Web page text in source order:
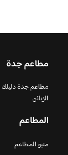
مطاعم جدة
مطاعم جدة دليلك
الزبائن
المطاعم
منيو المطاعم